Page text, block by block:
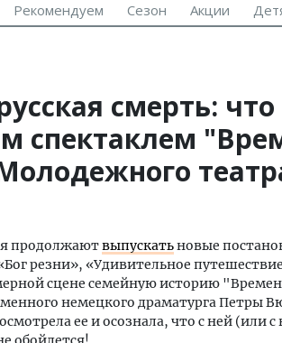
Рекомендуем Сезон Акции
смерть: что
спектаклем
продолжаютвыпускатьновые
резни», «Удивительное
сцене семейную историю
немецкого драматурга Петры
ее и осознала, что с ней (или с